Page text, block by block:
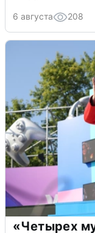
6 августа 208
«Четырех